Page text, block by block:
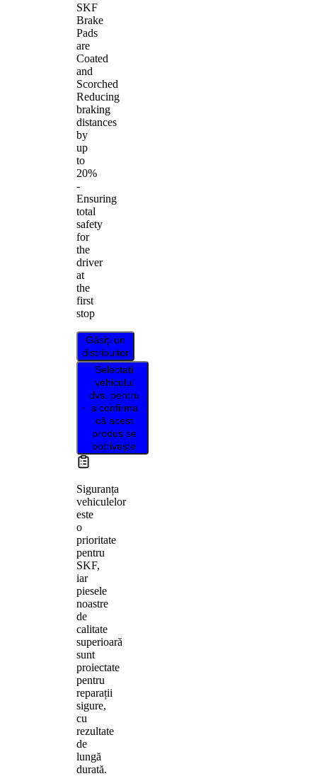
SKF
Brake
Pads
are
Coated
and
Scorched
Reducing
braking
distances
by
up
to
20%
-
Ensuring
total
safety
for
the
driver
at
the
first
stop
Găsiți un
distribuitor
Selectați
vehiculul
dvs. pentru
a confirma
că acest
produs se
potrivește
Siguranța
vehiculelor
este
o
prioritate
pentru
SKF,
iar
piesele
noastre
de
calitate
superioară
sunt
proiectate
pentru
reparații
sigure,
cu
rezultate
de
lungă
durată.